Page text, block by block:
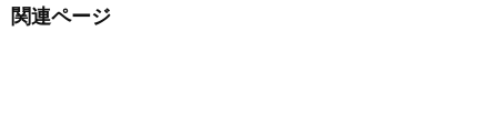
関連ページ